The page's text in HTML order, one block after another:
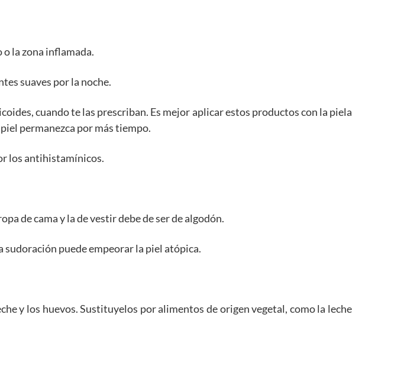
la zona inflamada.
suaves por la noche.
cuando te las prescriban. Es mejor aplicar estos productos con la piela
permanezca por más tiempo.
los antihistamínicos.
de cama y la de vestir debe de ser de algodón.
sudoración puede empeorar la piel atópica.
y los huevos. Sustituyelos por alimentos de origen vegetal, como la leche